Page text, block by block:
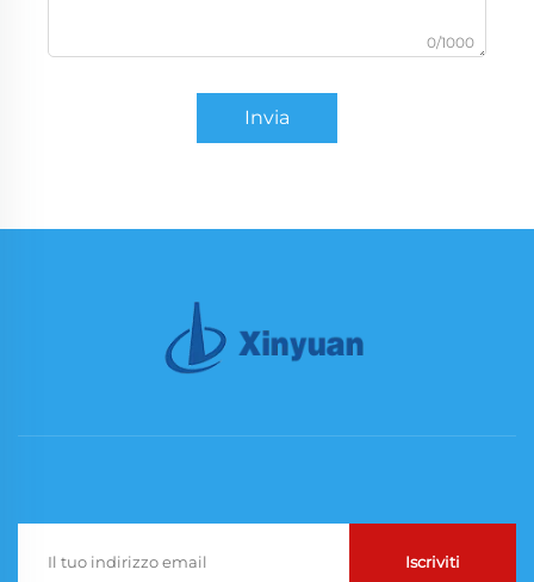
0/1000
Invia
Iscriviti